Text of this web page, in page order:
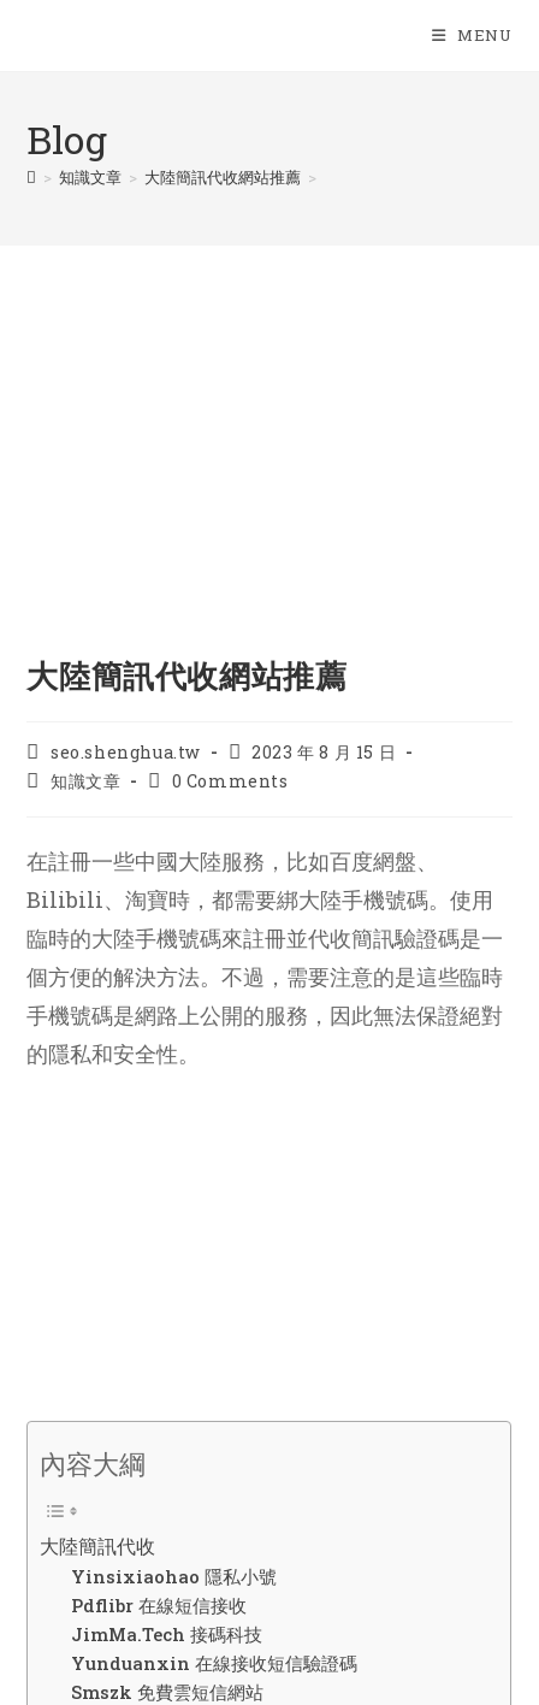
MENU
Blog
> 知識文章 > 大陸簡訊代收網站推薦 >
大陸簡訊代收網站推薦
Post
author:
seo.shenghua.tw
Post
published:
2023 年 8 月 15 日
Post知識文章
Post0 Comments
在註冊一些中國大陸服務，比如百度網盤、
Bilibili、淘寶時，都需要綁大陸手機號碼。使用
臨時的大陸手機號碼來註冊並代收簡訊驗證碼是一
個方便的解決方法。不過，需要注意的是這些臨時
手機號碼是網路上公開的服務，因此無法保證絕對
的隱私和安全性。
內容大綱
大陸簡訊代收
Yinsixiaohao 隱私小號
Pdflibr 在線短信接收
JimMa.Tech 接碼科技
Yunduanxin 在線接收短信驗證碼
Smszk 免費雲短信網站